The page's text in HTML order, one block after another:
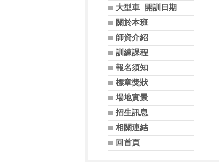
大型車_開訓日期
關於本班
師資介紹
訓練課程
報名須知
標章獎狀
場地實景
招生訊息
相關連結
回首頁